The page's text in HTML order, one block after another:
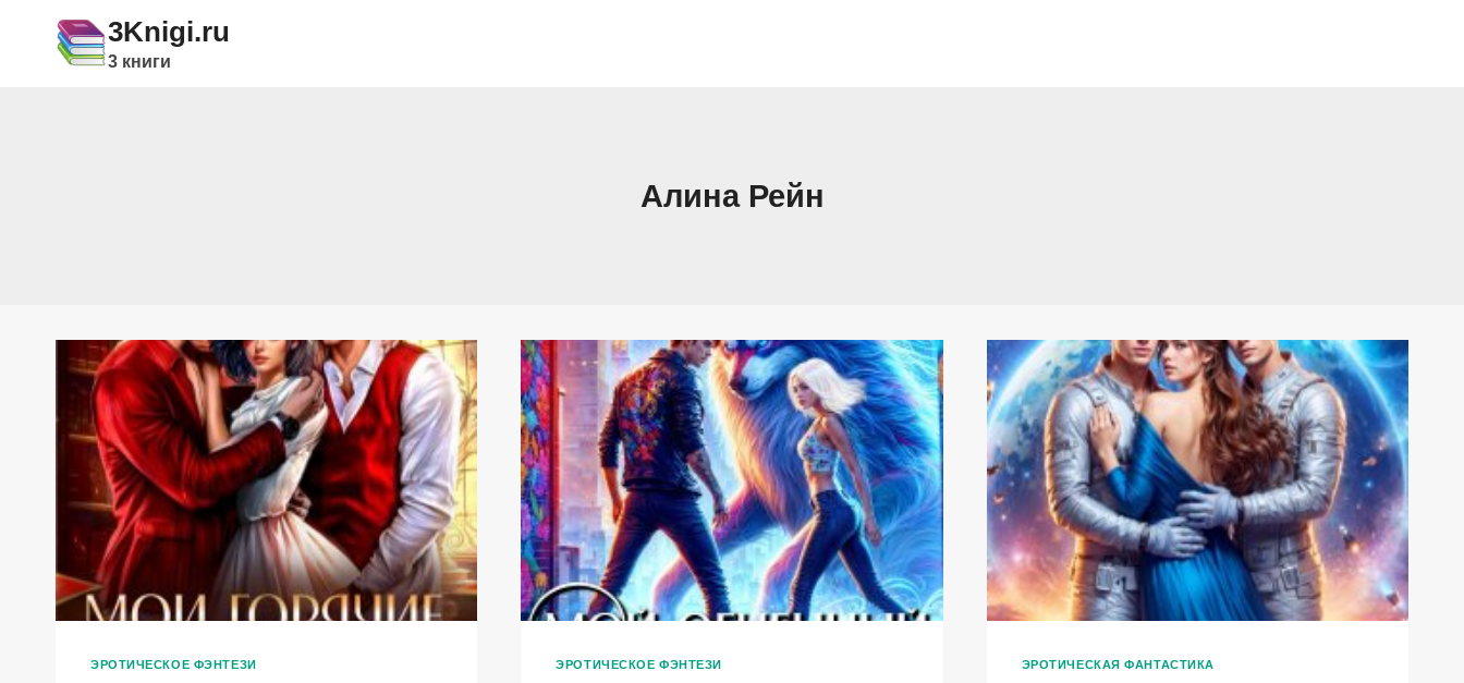
содержимому
3Knigi.ru
3 книги
Алина Рейн
ЭРОТИЧЕСКОЕ ФЭНТЕЗИ ЭРОТИЧЕСКОЕ ФЭНТЕЗИ ЭРОТИЧЕСКАЯ ФАНТАСТИКА